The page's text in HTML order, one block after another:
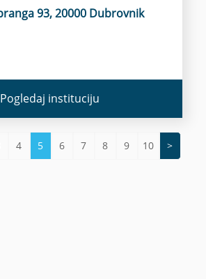
93, 20000 Dubrovnik
Pogledaj instituciju
4 5 6 7 8 9 10 >